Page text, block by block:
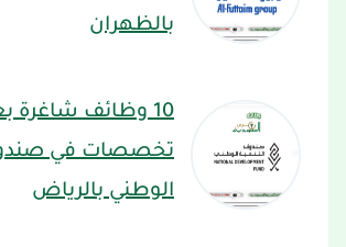
بالظهران
10 وظائف شاغرة
تخصصات في
الوطني بالرياض